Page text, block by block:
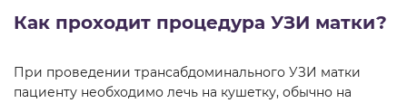
Как проходит процедура УЗИ матки?
При проведении трансабдоминального УЗИ матки
пациенту необходимо лечь на кушетку, обычно на